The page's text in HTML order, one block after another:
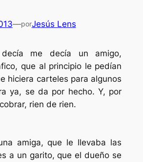
—porJesús Lens
me decía un amigo,
que al principio le pedían
hiciera carteles para algunos
ya, se da por hecho. Y, por
rien de rien.
amiga, que le llevaba las
a un garito, que el dueño se